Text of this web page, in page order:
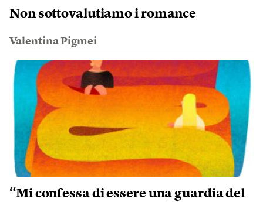
Non sottovalutiamo i romance
Valentina Pigmei
“Mi confessa di essere una guardia del